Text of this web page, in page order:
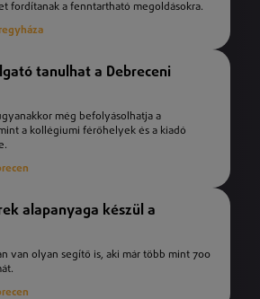
fordítanak a fenntartható megoldásokra.
tanulhat a Debreceni
még befolyásolhatja a
a kollégiumi férőhelyek és a kiadó
alapanyaga készül a
van olyan segítő is, aki már több mint 700